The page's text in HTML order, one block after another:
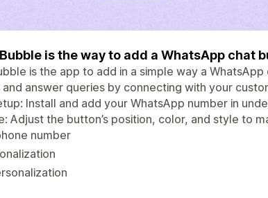
is the way to add a WhatsApp chat
is the app to add in a simple way a
answer queries by connecting with your
Install and add your WhatsApp number in
Adjust the button’s position, color, and style to
number